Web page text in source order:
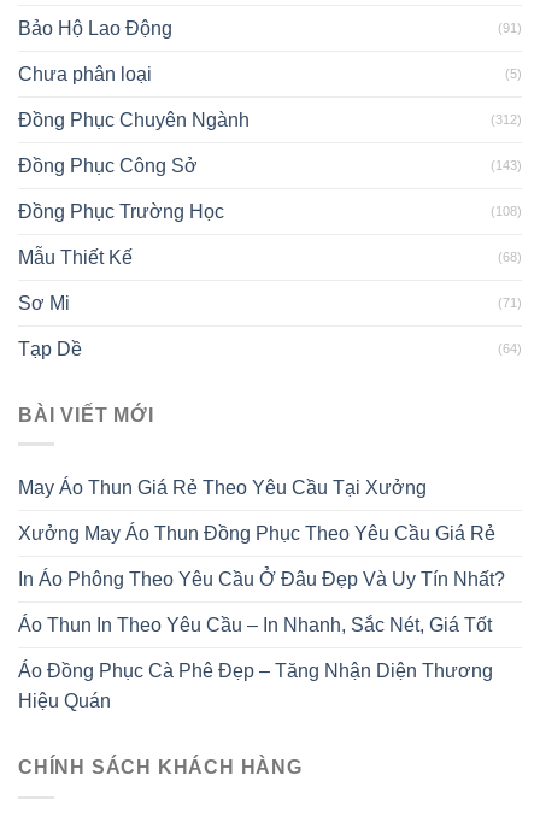
Bảo Hộ Lao Động (91)
Chưa phân loại (5)
Đồng Phục Chuyên Ngành (312)
Đồng Phục Công Sở (143)
Đồng Phục Trường Học (108)
Mẫu Thiết Kế (68)
Sơ Mi (71)
Tạp Dề (64)
BÀI VIẾT MỚI
May Áo Thun Giá Rẻ Theo Yêu Cầu Tại Xưởng
Xưởng May Áo Thun Đồng Phục Theo Yêu Cầu Giá Rẻ
In Áo Phông Theo Yêu Cầu Ở Đâu Đẹp Và Uy Tín Nhất?
Áo Thun In Theo Yêu Cầu – In Nhanh, Sắc Nét, Giá Tốt
Áo Đồng Phục Cà Phê Đẹp – Tăng Nhận Diện Thương
Hiệu Quán
CHÍNH SÁCH KHÁCH HÀNG